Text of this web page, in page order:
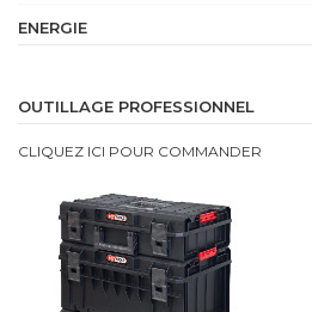
ENERGIE
intégrée
Energie
OUTILLAGE PROFESSIONNEL
CLIQUEZ ICI POUR COMMANDER